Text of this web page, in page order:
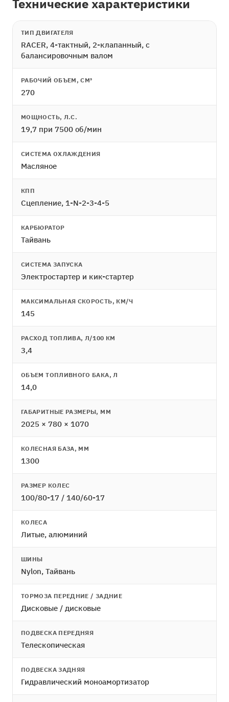
Технические характеристики
ТИП ДВИГАТЕЛЯ
RACER, 4-тактный, 2-клапанный, с
балансировочным валом
РАБОЧИЙ ОБЪЕМ, СМ³
270
МОЩНОСТЬ, Л.С.
19,7 при 7500 об/мин
СИСТЕМА ОХЛАЖДЕНИЯ
Масляное
КПП
Сцепление, 1-N-2-3-4-5
КАРБЮРАТОР
Тайвань
СИСТЕМА ЗАПУСКА
Электростартер и кик-стартер
МАКСИМАЛЬНАЯ СКОРОСТЬ, КМ/Ч
145
РАСХОД ТОПЛИВА, Л/100 КМ
3,4
ОБЪЕМ ТОПЛИВНОГО БАКА, Л
14,0
ГАБАРИТНЫЕ РАЗМЕРЫ, ММ
2025 × 780 × 1070
КОЛЕСНАЯ БАЗА, ММ
1300
РАЗМЕР КОЛЕС
100/80-17 / 140/60-17
КОЛЕСА
Литые, алюминий
ШИНЫ
Nylon, Тайвань
ТОРМОЗА ПЕРЕДНИЕ / ЗАДНИЕ
Дисковые / дисковые
ПОДВЕСКА ПЕРЕДНЯЯ
Телескопическая
ПОДВЕСКА ЗАДНЯЯ
Гидравлический моноамортизатор